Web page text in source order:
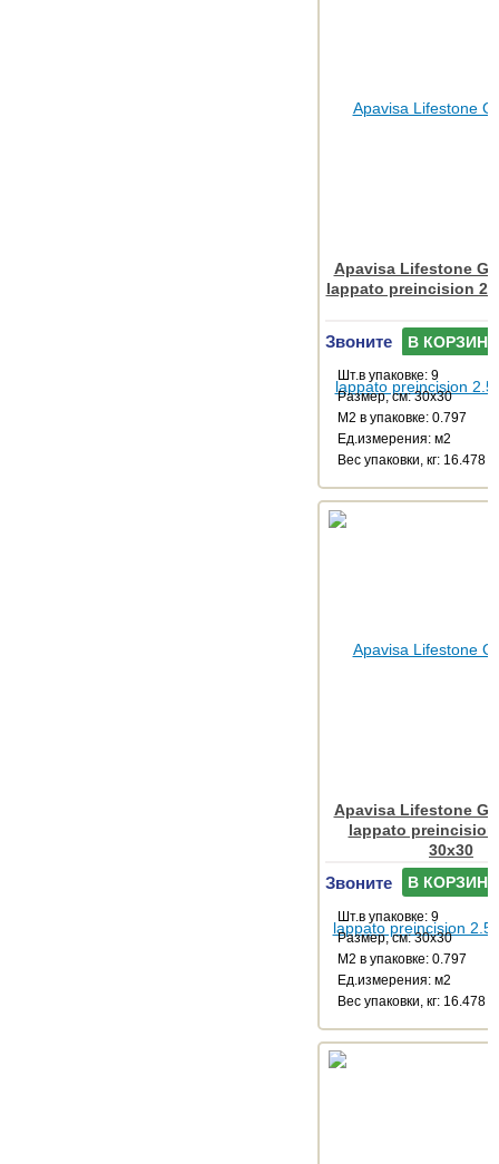
Apavisa Lifestone
lappato preincision
Звоните В КОРЗИНУ
Шт.в упаковке: 9
Размер, см: 30x30
М2 в упаковке: 0.797
Ед.измерения: м2
Веc упаковки, кг: 16.478
Apavisa Lifestone
lappato preincision
30x30
Звоните В КОРЗИНУ
Шт.в упаковке: 9
Размер, см: 30x30
М2 в упаковке: 0.797
Ед.измерения: м2
Веc упаковки, кг: 16.478